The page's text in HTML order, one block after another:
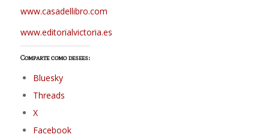
www.casadellibro.com
www.editorialvictoria.es
Comparte como desees:
Bluesky
Threads
X
Facebook